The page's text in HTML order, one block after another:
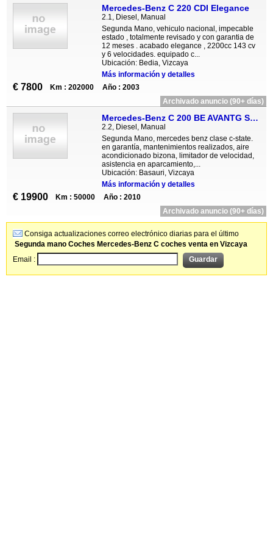
Mercedes-Benz C 220 CDI Elegance
2.1, Diesel, Manual
Segunda Mano, vehiculo nacional, impecable
estado , totalmente revisado y con garantia de
12 meses . acabado elegance , 2200cc 143 cv
y 6 velocidades. equipado c...
Ubicación: Bedia, Vizcaya
Más información y detalles
€ 7800 Km : 202000
Año : 2003
Archivado anuncio (90+ días)
Mercedes-Benz C 200 BE AVANTG STATE
2.2, Diesel, Manual
Segunda Mano, mercedes benz clase c-state.
en garantía, mantenimientos realizados, aire
acondicionado bizona, limitador de velocidad,
asistencia en aparcamiento,...
Ubicación: Basauri, Vizcaya
Más información y detalles
€ 19900 Km : 50000
Año : 2010
Archivado anuncio (90+ días)
Consiga actualizaciones correo electrónico diarias para el último
Segunda mano Coches Mercedes-Benz C coches venta en Vizcaya
Email :